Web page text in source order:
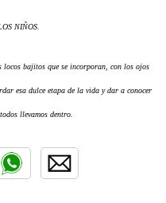
NIÑOS.
locos bajitos que se incorporan, con los ojos
esa dulce etapa de la vida y dar a conocer
llevamos dentro.